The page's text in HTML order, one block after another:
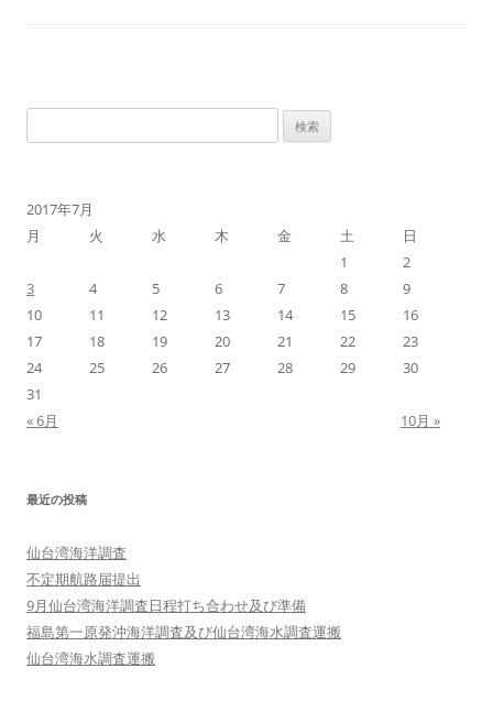
索:
2017年7月
月
火 水 木 金 土
日
1
2
3
4 5 6 7 8
9
10
11 12 13 14 15
16
17
18 19 20 21 22
23
24
25 26 27 28 29
30
31
« 6月
10月 »
最近の投稿
仙台湾海洋調査
不定期航路届提出
9月仙台湾海洋調査日程打ち合わせ及び準備
福島第一原発沖海洋調査及び仙台湾海水調査運搬
仙台湾海水調査運搬